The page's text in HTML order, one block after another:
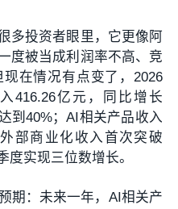
多投资者眼里，它更像阿
度被当成利润率不高、竞
现在情况有点变了，2026
416.26亿元，同比增长
到40%；AI相关产品收入
部商业化收入首次突破
度实现三位数增长。
期：未来一年，AI相关产